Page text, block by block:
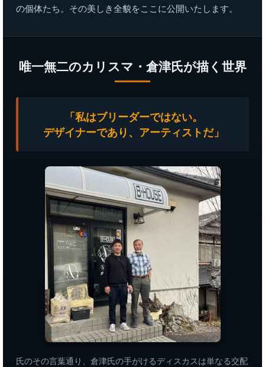
の個体たち。その美しき全貌をここに公開いたします。
唯一無二のカリスマ・倉津氏が描く世界
「私はブリーダーではない。
デザイナーであり、アーティストだ」
氏のその言葉通り、倉津氏の手がけるディスカスは単なる交配